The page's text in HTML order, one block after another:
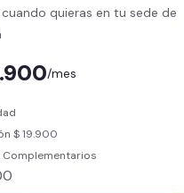
especiales en marcas
Fit App (Tu plan de
grupales con profesores*
a disponibilidad de salón
sede)
a todas las áreas de la
quieras en tu sede de
/mes
$ 19.900
Complementarios